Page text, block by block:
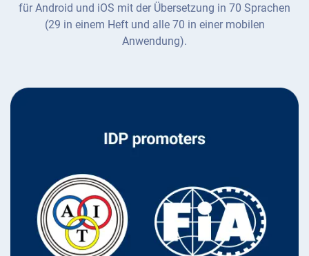
für Android und iOS mit der Übersetzung in 70 Sprachen
(29 in einem Heft und alle 70 in einer mobilen
Anwendung).